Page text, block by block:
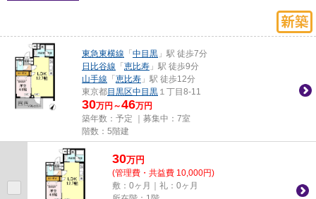
東急東横線 「 中目黒 」駅 徒歩7分
日比谷線 「 恵比寿 」駅 徒歩9分
山手線 「 恵比寿 」駅 徒歩12分
東京都目黒区中目黒 １丁目8-11
30万円～46万円
築年数：予定 ｜募集中： 7室
階数：5階建
30万円
(管理費・共益費 10,000円)
敷：0ヶ月｜礼：0ヶ月